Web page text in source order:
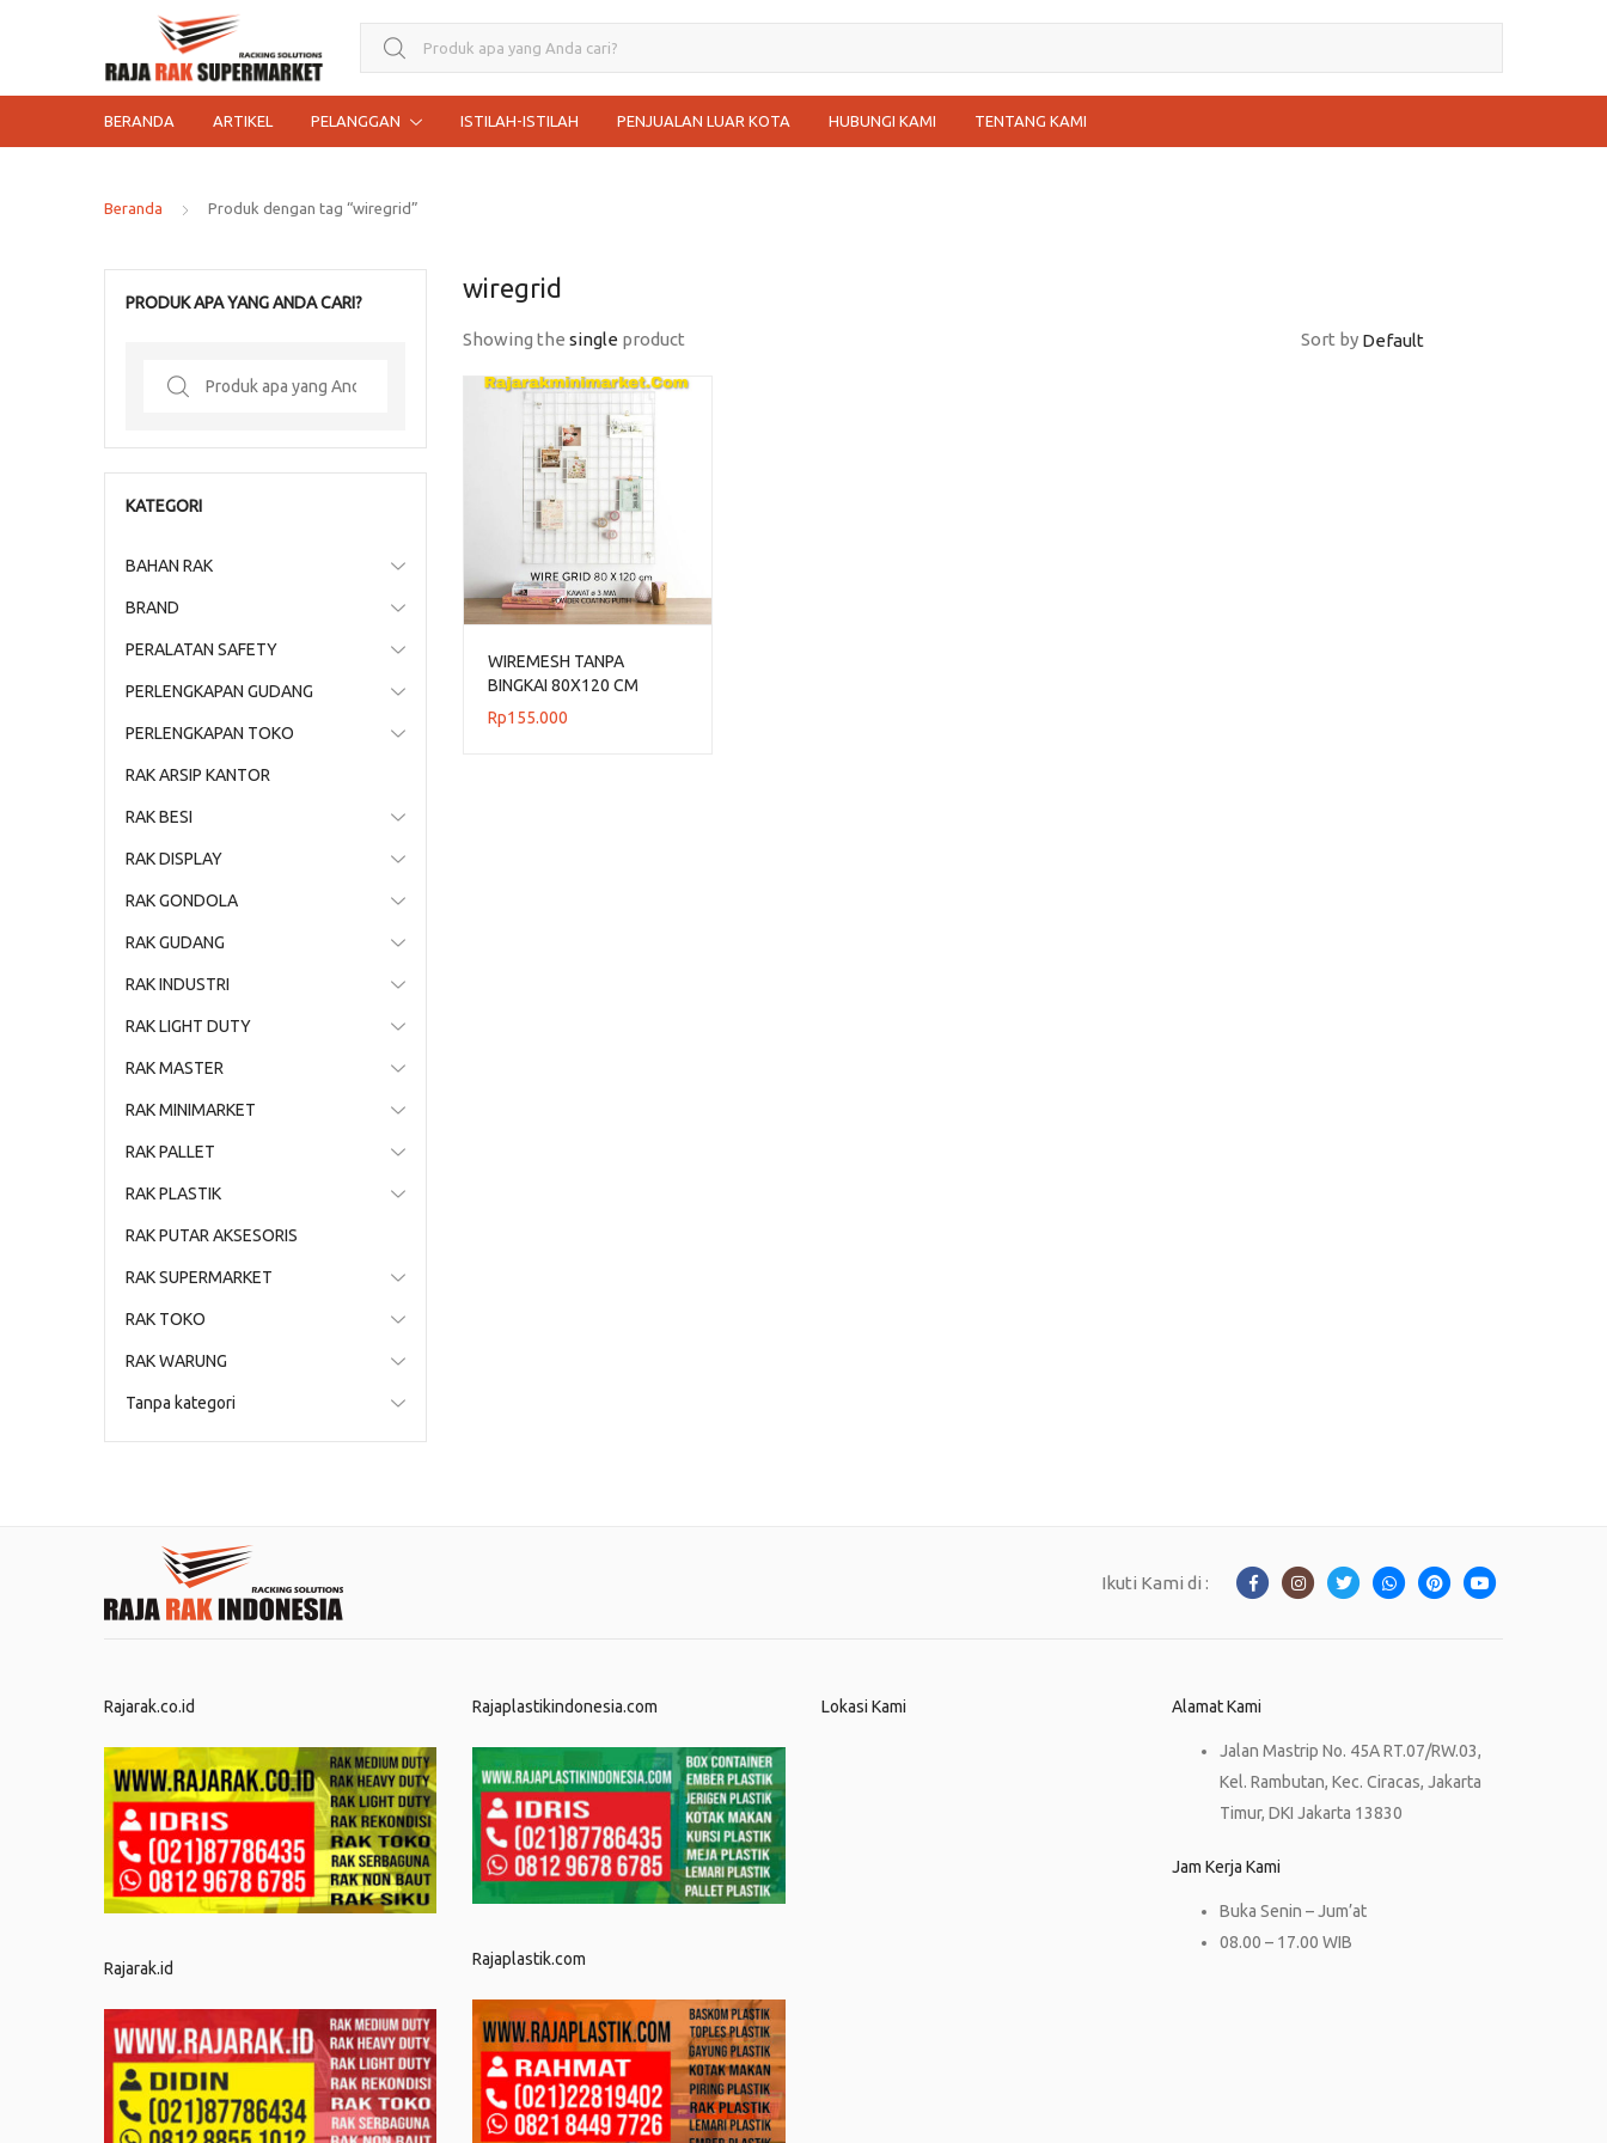
Search for:
BERANDA ARTIKEL PELANGGAN ISTILAH-ISTILAH PENJUALAN LUAR KOTA HUBUNGI KAMI TENTANG KAMI
Beranda Produk dengan tag “wiregrid”
wiregrid
Showing the single product Sort by
WIREMESH TANPA
BINGKAI 80X120 CM
Rp155.000
PRODUK APA YANG ANDA CARI?
Search
KATEGORI
BAHAN RAK
BRAND
PERALATAN SAFETY
PERLENGKAPAN GUDANG
PERLENGKAPAN TOKO
RAK ARSIP KANTOR
RAK BESI
RAK DISPLAY
RAK GONDOLA
RAK GUDANG
RAK INDUSTRI
RAK LIGHT DUTY
RAK MASTER
RAK MINIMARKET
RAK PALLET
RAK PLASTIK
RAK PUTAR AKSESORIS
RAK SUPERMARKET
RAK TOKO
RAK WARUNG
Tanpa kategori
Ikuti Kami di :
Rajarak.co.id
Rajarak.id
Rajaplastikindonesia.com
Rajaplastik.com
Lokasi Kami Alamat Kami
Jalan Mastrip No. 45A RT.07/RW.03,
Kel. Rambutan, Kec. Ciracas, Jakarta
Timur, DKI Jakarta 13830
Jam Kerja Kami
Buka Senin – Jum’at
08.00 – 17.00 WIB